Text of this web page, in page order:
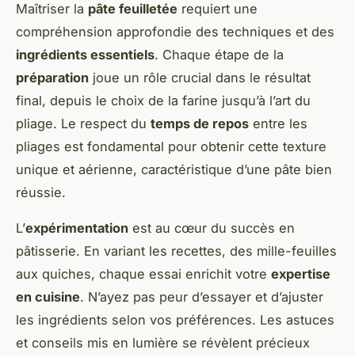
Maîtriser la pâte feuilletée requiert une
compréhension approfondie des techniques et des
ingrédients essentiels. Chaque étape de la
préparation joue un rôle crucial dans le résultat
final, depuis le choix de la farine jusqu’à l’art du
pliage. Le respect du temps de repos entre les
pliages est fondamental pour obtenir cette texture
unique et aérienne, caractéristique d’une pâte bien
réussie.
L’expérimentation est au cœur du succès en
pâtisserie. En variant les recettes, des mille-feuilles
aux quiches, chaque essai enrichit votre expertise
en cuisine. N’ayez pas peur d’essayer et d’ajuster
les ingrédients selon vos préférences. Les astuces
et conseils mis en lumière se révèlent précieux